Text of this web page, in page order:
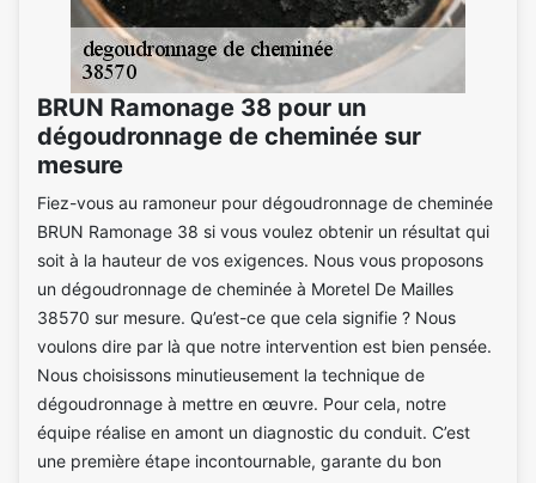
BRUN Ramonage 38 pour un
dégoudronnage de cheminée sur
mesure
Fiez-vous au ramoneur pour dégoudronnage de cheminée
BRUN Ramonage 38 si vous voulez obtenir un résultat qui
soit à la hauteur de vos exigences. Nous vous proposons
un dégoudronnage de cheminée à Moretel De Mailles
38570 sur mesure. Qu’est-ce que cela signifie ? Nous
voulons dire par là que notre intervention est bien pensée.
Nous choisissons minutieusement la technique de
dégoudronnage à mettre en œuvre. Pour cela, notre
équipe réalise en amont un diagnostic du conduit. C’est
une première étape incontournable, garante du bon